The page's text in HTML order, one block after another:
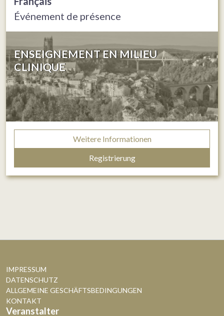
Événement de présence
ENSEIGNEMENT EN MILIEU
CLINIQUE
Weitere Informationen
Registrierung
IMPRESSUM
DATENSCHUTZ
ALLGEMEINE GESCHÄFTSBEDINGUNGEN
KONTAKT
Veranstalter